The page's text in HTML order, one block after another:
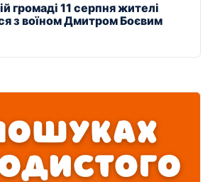
громаді 11 серпня жителі
з воїном Дмитром Боєвим